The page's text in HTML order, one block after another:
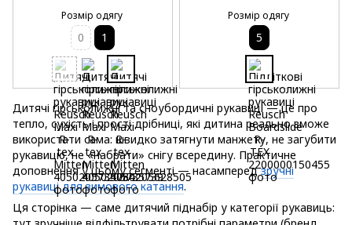
Розмір одягу
0 1
Розмір одягу
5
Дитячі гірськолижні та сноубордичні рукавиці — це про
тепло, сухість і прості дрібниці, які дитина реально зможе
використати сама: швидко затягнути манжету, не загубити
рукавицю, не «набрати» снігу всередину. Практичне
доповнення у цьому сегменті — насампередзручні
рукавиці для зимового катання.
Ця сторінка — саме дитячий піднабір у категорії рукавиць: